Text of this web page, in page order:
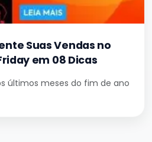
Suas Vendas no
em 08 Dicas
últimos meses do fim de ano